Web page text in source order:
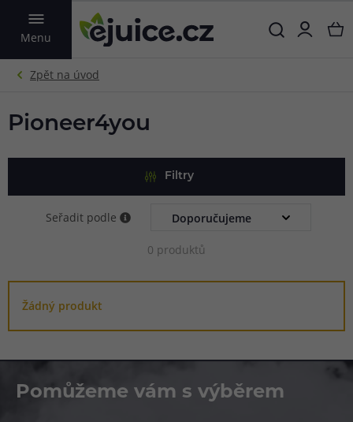
Menu
VYHLEDAT
Pioneer4you
Filtry
Seřadit podle
0 produktů
Žádný produkt
Pomůžeme vám s výběrem